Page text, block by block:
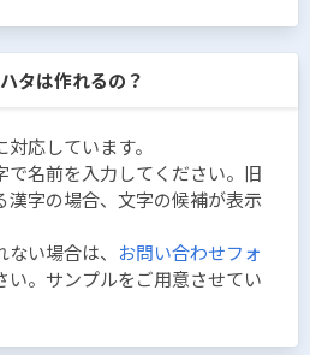
タは作れるの？
応しています。
で名前を入力してください。旧
漢字の場合、文字の候補が表示
い場合は、 お問い合わせフォ
い。サンプルをご用意させてい